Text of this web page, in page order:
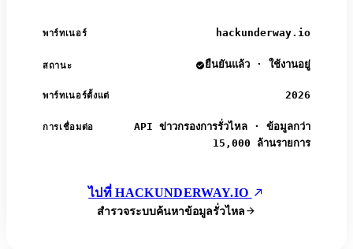
พาร์ทเนอร์ hackunderway.io
สถานะ ยืนยันแล้ว · ใช้งานอยู่
พาร์ทเนอร์ตั้งแต่ 2026
การเชื่อมต่อ
API ข่าวกรองการรั่วไหล · ข้อมูลกว่า
15,000 ล้านรายการ
ไปที่ HACKUNDERWAY.IO
สำรวจระบบค้นหาข้อมูลรั่วไหล